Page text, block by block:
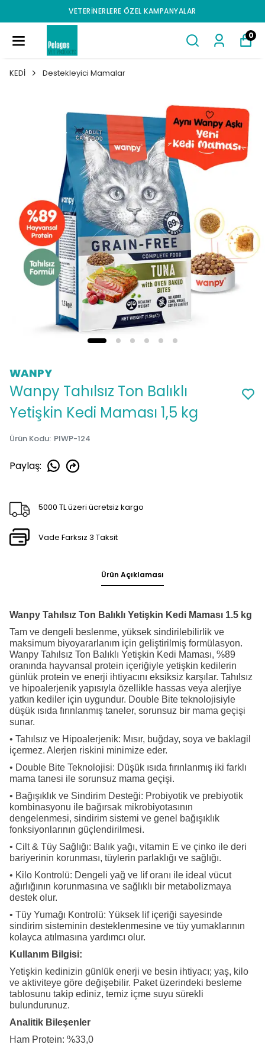
VETERINERLERE ÖZEL KAMPANYALAR
0
KEDİ Destekleyici Mamalar
WANPY
Wanpy Tahılsız Ton Balıklı
Yetişkin Kedi Maması 1,5 kg
Ürün Kodu: PIWP-124
Paylaş:
5000 TL üzeri ücretsiz kargo
Vade Farksız 3 Taksit
Ürün Açıklaması
Wanpy Tahılsız Ton Balıklı Yetişkin Kedi Maması 1.5 kg
Tam ve dengeli beslenme, yüksek sindirilebilirlik ve
maksimum biyoyararlanım için geliştirilmiş formülasyon.
Wanpy Tahılsız Ton Balıklı Yetişkin Kedi Maması, %89
oranında hayvansal protein içeriğiyle yetişkin kedilerin
günlük protein ve enerji ihtiyacını eksiksiz karşılar. Tahılsız
ve hipoalerjenik yapısıyla özellikle hassas veya alerjiye
yatkın kediler için uygundur. Double Bite teknolojisiyle
düşük ısıda fırınlanmış taneler, sorunsuz bir mama geçişi
sunar.
• Tahılsız ve Hipoalerjenik: Mısır, buğday, soya ve baklagil
içermez. Alerjen riskini minimize eder.
• Double Bite Teknolojisi: Düşük ısıda fırınlanmış iki farklı
mama tanesi ile sorunsuz mama geçişi.
• Bağışıklık ve Sindirim Desteği: Probiyotik ve prebiyotik
kombinasyonu ile bağırsak mikrobiyotasının
dengelenmesi, sindirim sistemi ve genel bağışıklık
fonksiyonlarının güçlendirilmesi.
• Cilt & Tüy Sağlığı: Balık yağı, vitamin E ve çinko ile deri
bariyerinin korunması, tüylerin parlaklığı ve sağlığı.
• Kilo Kontrolü: Dengeli yağ ve lif oranı ile ideal vücut
ağırlığının korunmasına ve sağlıklı bir metabolizmaya
destek olur.
• Tüy Yumağı Kontrolü: Yüksek lif içeriği sayesinde
sindirim sisteminin desteklenmesine ve tüy yumaklarının
kolayca atılmasına yardımcı olur.
Kullanım Bilgisi:
Yetişkin kedinizin günlük enerji ve besin ihtiyacı; yaş, kilo
ve aktiviteye göre değişebilir. Paket üzerindeki besleme
tablosunu takip ediniz, temiz içme suyu sürekli
bulundurunuz.
Analitik Bileşenler
Ham Protein: %33,0